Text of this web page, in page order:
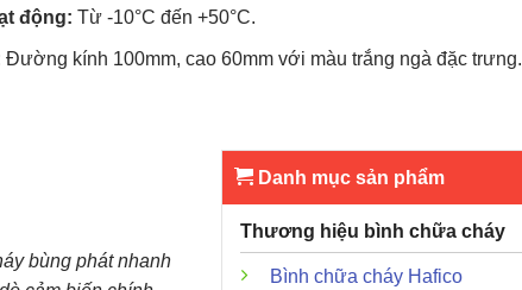
động: Từ -10°C đến +50°C.
Đường kính 100mm, cao 60mm với màu trắng ngà đặc trưng.
bùng phát nhanh
Danh mục sản phẩm
Thương hiệu bình chữa cháy
Bình chữa cháy Hafico